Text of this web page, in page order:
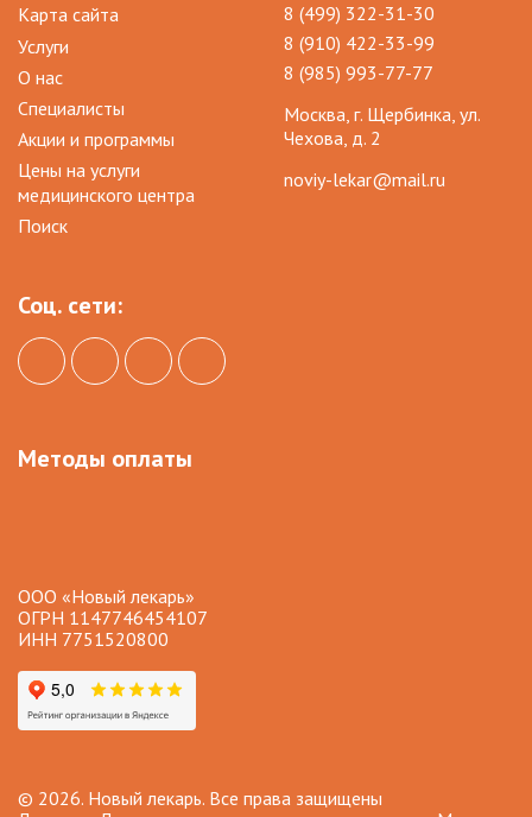
Карта сайта
Услуги
О нас
Специалисты
Акции и программы
Цены на услуги
медицинского центра
Поиск
8 (499) 322-31-30
8 (910) 422-33-99
8 (985) 993-77-77
Москва, г. Щербинка, ул.
Чехова, д. 2
noviy-lekar@mail.ru
Соц. сети:
Методы оплаты
ООО «Новый лекарь»
ОГРН 1147746454107
ИНН 7751520800
© 2026. Новый лекарь. Все права защищены